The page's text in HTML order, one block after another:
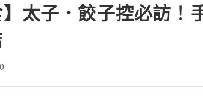
】太子．餃子控必訪